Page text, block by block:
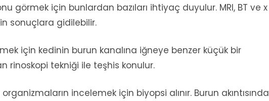
görmek için bunlardan bazıları ihtiyaç duyulur. MRI, BT ve x
sonuçlara gidilebilir.
için kedinin burun kanalına iğneye benzer küçük bir
rinoskopi tekniği ile teşhis konulur.
incelemek için biyopsi alınır. Burun akıntısında